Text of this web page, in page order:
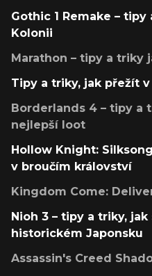
Gothic 1 Remake –
Kolonii
Marathon – tipy a triky
Tipy a triky, jak přežít
Borderlands 4 – tipy a
nejlepší loot
Hollow Knight:
v broučím království
Kingdom Come:
Nioh 3 – tipy a triky,
historickém Japonsku
Assassin's Creed